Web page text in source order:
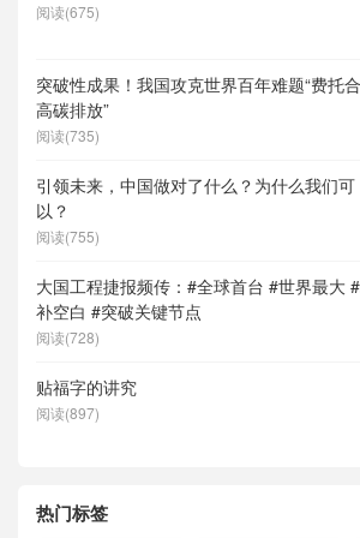
阅读(675)
突破性成果！我国攻克世界百年难题“费托
高碳排放”
阅读(735)
引领未来，中国做对了什么？为什么我们可
以？
阅读(755)
大国工程捷报频传：#全球首台 #世界最大
补空白 #突破关键节点
阅读(728)
贴福字的讲究
阅读(897)
热门标签